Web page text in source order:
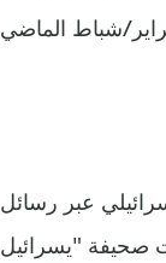
عبر رسائل
صحيفة "يسرائيل